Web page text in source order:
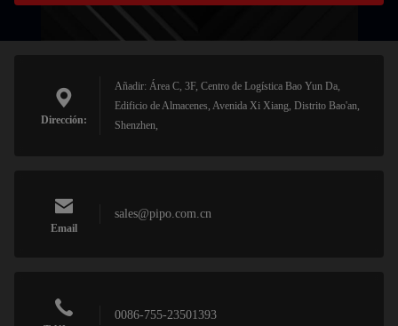
Dirección:
Añadir: Área C, 3F, Centro de Logística Bao Yun Da,
Edificio de Almacenes, Avenida Xi Xiang, Distrito Bao'an,
Shenzhen,
Email
sales@pipo.com.cn
0086-755-23501393